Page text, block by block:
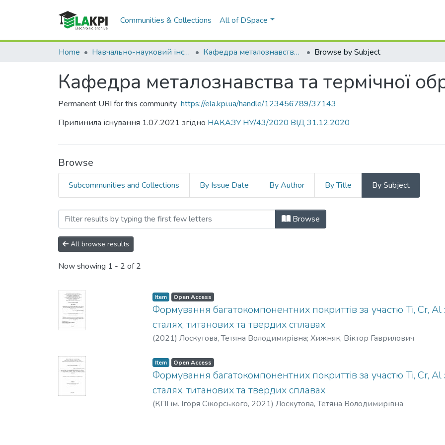
Communities & Collections All of DSpace
Home Навчально-науковий інститут матеріалознавства та зварювання ім. Є.О. Патона (НН ІМЗ ім. Є.О. Патона) Кафедра металознавства та термічної обробки (МТО) Browse by Subject
Кафедра металознавства та термічної
Permanent URI for this community https://ela.kpi.ua/handle/123456789/37143
Припинила існування 1.07.2021 згідно НАКАЗУ НУ/43/2020 ВІД 31.12.2020
Browse
Subcommunities and Collections By Issue Date By Author By Title By Subject
Browsing Кафедра металознавства та термічної обробки
Browse
All browse results
Now showing 1 - 2 of 2
Item Open Access
Формування багатокомпонентних покриттів за участю Ti, Cr,
сталях, титанових та твердих сплавах
(2021) Лоскутова, Тетяна Володимирівна; Хижняк, Віктор Гаврилович
Item Open Access
Формування багатокомпонентних покриттів за участю Ti, Cr,
сталях, титанових та твердих сплавах
(КПІ ім. Ігоря Сікорського, 2021) Лоскутова, Тетяна Володимирівна